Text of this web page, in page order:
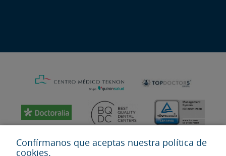
Confírmanos que aceptas nuestra política de
cookies.